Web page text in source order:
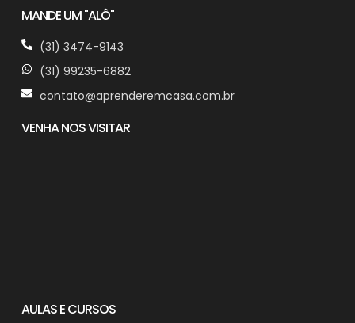
MANDE UM "ALÔ"
(31) 3474-9143
(31) 99235-6882
contato@aprenderemcasa.com.br
VENHA NOS VISITAR
AULAS E CURSOS